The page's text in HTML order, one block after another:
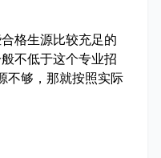
格生源比较充足的
不低于这个专业招
不够，那就按照实际